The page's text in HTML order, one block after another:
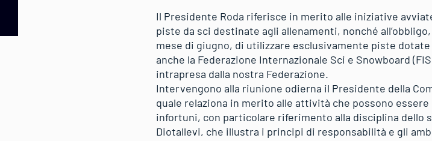
Il Presidente Roda riferisce in merito alle iniziative
piste da sci destinate agli allenamenti, nonché
mese di giugno, di utilizzare esclusivamente piste
anche la Federazione Internazionale Sci e Snowboard
intrapresa dalla nostra Federazione.
Intervengono alla riunione odierna il Presidente della
quale relaziona in merito alle attività che possono
infortuni, con particolare riferimento alla disciplina dello
Diotallevi, che illustra i principi di responsabilità e gli